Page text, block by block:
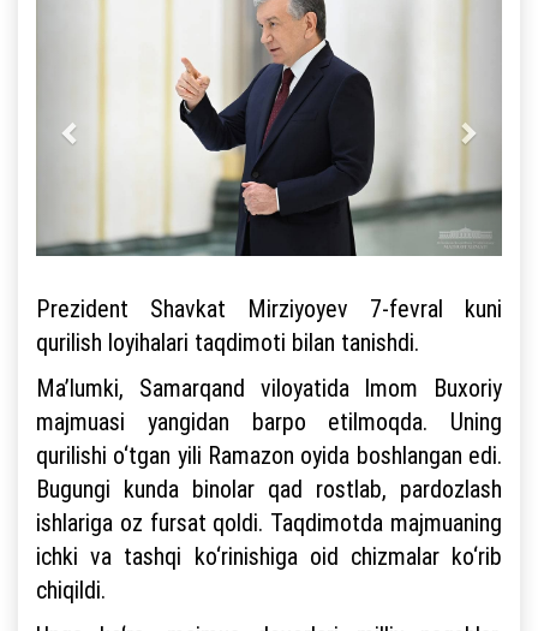
Prezident Shavkat Mirziyoyev 7-fevral kuni
qurilish loyihalari taqdimoti bilan tanishdi.
Ma’lumki, Samarqand viloyatida Imom Buxoriy
majmuasi yangidan barpo etilmoqda. Uning
qurilishi o‘tgan yili Ramazon oyida boshlangan edi.
Bugungi kunda binolar qad rostlab, pardozlash
ishlariga oz fursat qoldi. Taqdimotda majmuaning
ichki va tashqi ko‘rinishiga oid chizmalar ko‘rib
chiqildi.